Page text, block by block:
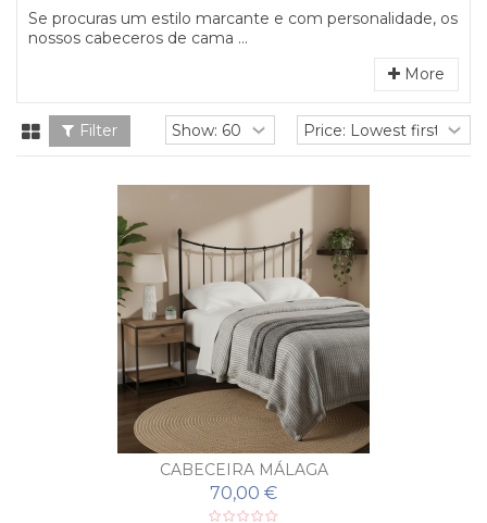
Se procuras um estilo marcante e com personalidade, os
nossos cabeceros de cama ...
More
Filter
CABECEIRA MÁLAGA
70,00 €